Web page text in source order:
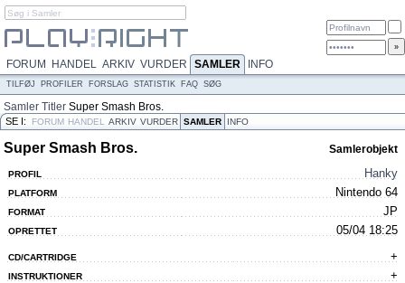
FORUM HANDEL ARKIV VURDER SAMLER INFO
TILFØJ PROFILER FORSLAG STATISTIK FAQ SØG
Samler Titler Super Smash Bros.
SE I: FORUM HANDEL ARKIV VURDER SAMLER INFO
Super Smash Bros. Samlerobjekt
PROFIL Hanky
PLATFORM Nintendo 64
FORMAT JP
OPRETTET 05/04 18:25
CD/CARTRIDGE +
INSTRUKTIONER +